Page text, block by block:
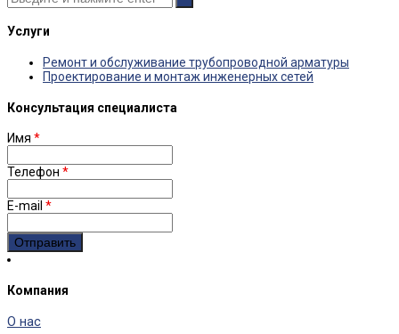
Услуги
Ремонт и обслуживание трубопроводной арматуры
Проектирование и монтаж инженерных сетей
Консультация специалиста
Имя *
Телефон *
E-mail *
Компания
О нас